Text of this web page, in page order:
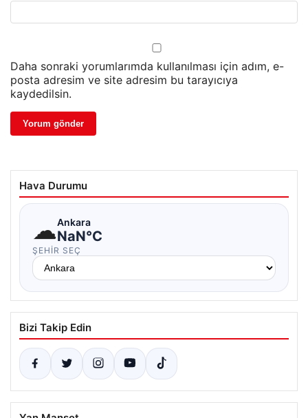
Daha sonraki yorumlarımda kullanılması için adım, e-
posta adresim ve site adresim bu tarayıcıya
kaydedilsin.
Hava Durumu
☁Ankara
NaN°C
ŞEHIR SEÇ
Bizi Takip Edin